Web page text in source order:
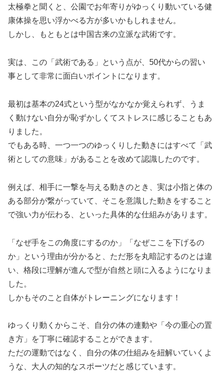
太極拳と聞くと、公園でお年寄りがゆっくり動いている健
康体操を思い浮かべる方が多いかもしれません。
しかし、もともとは中国古来の立派な武術です。
実は、この「武術である」という点が、50代からの習い
事として非常に面白いポイントになります。
最初は基本の24式という型がなかなか覚えられず、うま
く動けない自分が恥ずかしくてストレスに感じることもあ
りました。
でもある時、一つ一つのゆっくりした動きにはすべて「武
術としての意味」があることを改めて認識したのです。
例えば、相手に一撃を与える動きのとき、実は小指と体の
ある部分が繋がっていて、そこを意識した動きをすること
で強い力が伝わる、といった具体的な仕組みがあります。
「なぜ手をこの角度にするのか」「なぜここを下げるの
か」という理由が分かると、ただ形を丸暗記するのとは違
い、格段に理解が進んで型が自然と頭に入るようになりま
した。
しかもそのこと自体がトレーニングになります！
ゆっくり動くからこそ、自分の体の連動や「今の重心の置
き方」を丁寧に確認することができます。
ただの運動ではなく、自分の体の仕組みを紐解いていくよ
うな、大人の知的なスポーツだと感じています。